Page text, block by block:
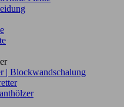
| Blockwandschalung